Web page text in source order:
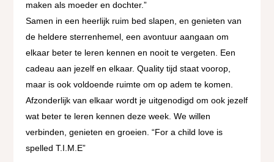
maken als moeder en dochter.”
Samen in een heerlijk ruim bed slapen, en genieten van
de heldere sterrenhemel, een avontuur aangaan om
elkaar beter te leren kennen en nooit te vergeten. Een
cadeau aan jezelf en elkaar. Quality tijd staat voorop,
maar is ook voldoende ruimte om op adem te komen.
Afzonderlijk van elkaar wordt je uitgenodigd om ook jezelf
wat beter te leren kennen deze week. We willen
verbinden, genieten en groeien. “For a child love is
spelled T.I.M.E”